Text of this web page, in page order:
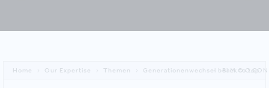
Home Our Expertise Themen Generationenwechsel beiBack to top